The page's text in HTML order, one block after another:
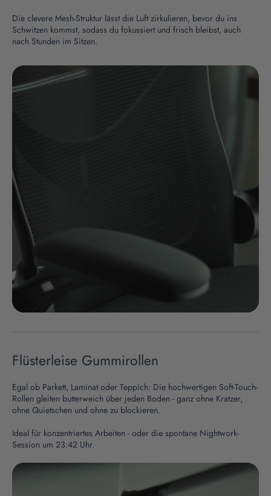
Die clevere Mesh-Struktur lässt die Luft zirkulieren, bevor du ins
Schwitzen kommst, sodass du fokussiert und frisch bleibst, auch
nach Stunden im Sitzen.
Flüsterleise Gummirollen
Egal ob Parkett, Laminat oder Teppich: Die hochwertigen Soft-Touch-
Rollen gleiten butterweich über jeden Boden - ganz ohne Kratzer,
ohne Quietschen und ohne zu blockieren.
Ideal für konzentriertes Arbeiten - oder die spontane Nightwork-
Session um 23:42 Uhr.